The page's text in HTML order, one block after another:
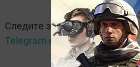
Следите за самым важным
Telegram-канале Татмедиа